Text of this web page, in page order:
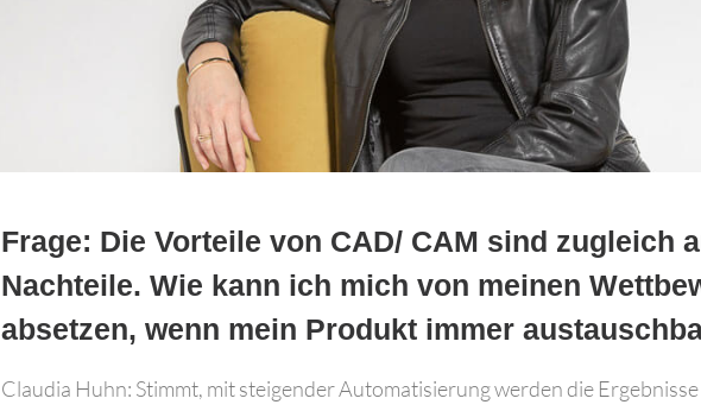
Frage: Die Vorteile von CAD/ CAM sind zugleich
Nachteile. Wie kann ich mich von meinen
absetzen, wenn mein Produkt immer
Claudia Huhn: Stimmt, mit steigender Automatisierung werden die